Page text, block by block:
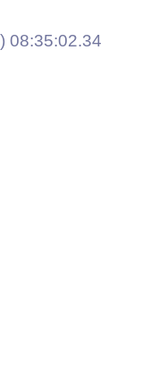
08:35:02.34